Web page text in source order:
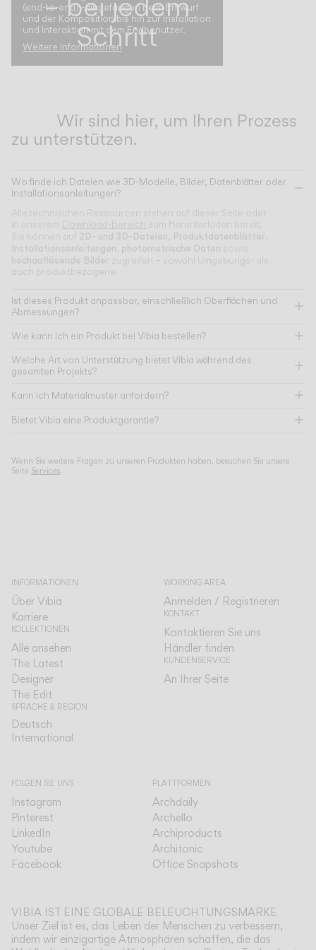
Schritt
(end-to-end) - angefangen beim Entwurf
und der Komposition bis hin zur Installation
und Interaktion mit dem Endbenutzer.
Weitere Informationen
Wir sind hier, um Ihren Prozess
zu unterstützen.
Wo finde ich Dateien wie 3D-Modelle, Bilder, Datenblätter oder
Installationsanleitungen?
Alle technischen Ressourcen stehen auf dieser Seite oder
in unserem Download-Bereich zum Herunterladen bereit.
Sie können auf 2D- und 3D-Dateien Produktdatenblätter
Installationsanleitungen photometrische Daten sowie
hochauflösende Bilder zugreifen – sowohl Umgebungs- als
auch produktbezogene.
Ist dieses Produkt anpassbar, einschließlich Oberflächen und
Abmessungen?
Wie kann ich ein Produkt bei Vibia bestellen?
Welche Art von Unterstützung bietet Vibia während des
gesamten Projekts?
Kann ich Materialmuster anfordern?
Bietet Vibia eine Produktgarantie?
Wenn Sie weitere Fragen zu unseren Produkten haben, besuchen Sie unsere
Seite Services.
INFORMATIONEN
Über Vibia
Karriere
KOLLEKTIONEN
Alle ansehen
The Latest
Designer
The Edit
SPRACHE & REGION
Deutsch
International
WORKING AREA
Anmelden / Registrieren
KONTAKT
Kontaktieren Sie uns
Händler finden
KUNDENSERVICE
An Ihrer Seite
FOLGEN SIE UNS
Instagram
Pinterest
LinkedIn
Youtube
Facebook
PLATTFORMEN
Archdaily
Archello
Archiproducts
Architonic
Office Snapshots
VIBIA IST EINE GLOBALE BELEUCHTUNGSMARKE
Unser Ziel ist es, das Leben der Menschen zu verbessern,
indem wir einzigartige Atmosphären schaffen, die das